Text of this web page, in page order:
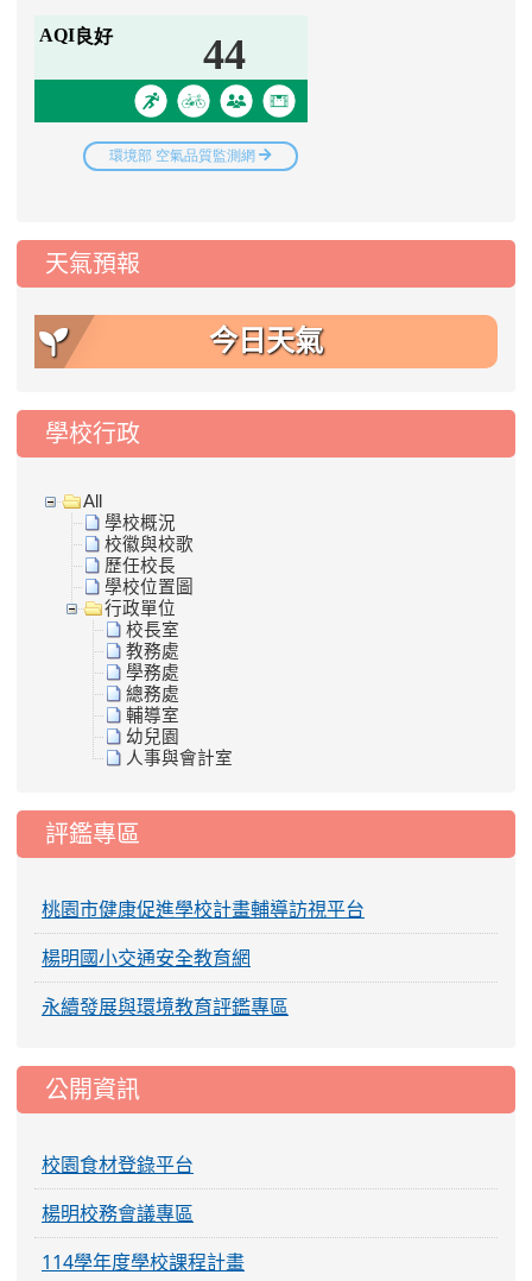
天氣預報
今日天氣
學校行政
All
學校概況
校徽與校歌
歷任校長
學校位置圖
行政單位
校長室
教務處
學務處
總務處
輔導室
幼兒園
人事與會計室
評鑑專區
桃園市健康促進學校計畫輔導訪視平台
楊明國小交通安全教育網
永續發展與環境教育評鑑專區
公開資訊
校園食材登錄平台
楊明校務會議專區
114學年度學校課程計畫